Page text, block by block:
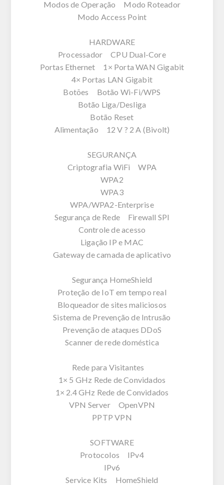
Modos de Operação Modo Roteador
Modo Access Point
HARDWARE
Processador CPU Dual-Core
Portas Ethernet 1× Porta WAN Gigabit
4× Portas LAN Gigabit
Botões Botão Wi-Fi/WPS
Botão Liga/Desliga
Botão Reset
Alimentação 12 V ? 2 A (Bivolt)
SEGURANÇA
Criptografia WiFi WPA
WPA2
WPA3
WPA/WPA2-Enterprise
Segurança de Rede Firewall SPI
Controle de acesso
Ligação IP e MAC
Gateway de camada de aplicativo
Segurança HomeShield
Proteção de IoT em tempo real
Bloqueador de sites maliciosos
Sistema de Prevenção de Intrusão
Prevenção de ataques DDoS
Scanner de rede doméstica
Rede para Visitantes
1× 5 GHz Rede de Convidados
1× 2.4 GHz Rede de Convidados
VPN Server OpenVPN
PPTP VPN
SOFTWARE
Protocolos IPv4
IPv6
Service Kits HomeShield